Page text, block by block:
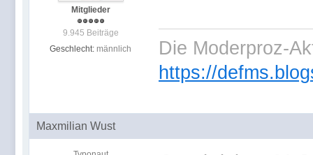
Mitglieder
9.945 Beiträge
Geschlecht: männlich
Die Moderproz-
https://
Maxmilian Wust